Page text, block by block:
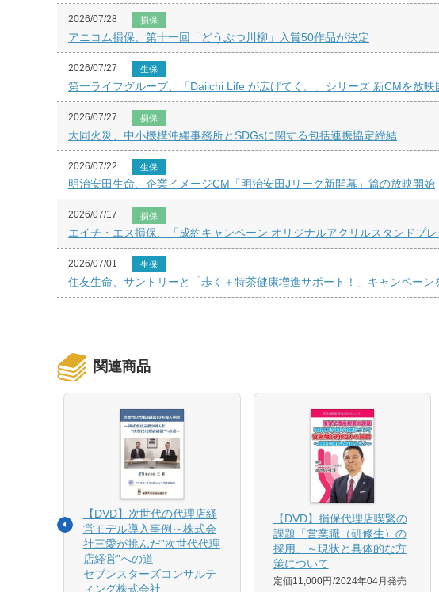
2026/07/28 損保
アニコム損保、第十一回「どうぶつ川柳」入賞50作品が決定
2026/07/27 生保
第一ライフグループ、「Daiichi Life が広げてく。」シリーズ 新CMを放映
2026/07/27 損保
大同火災、中小機構沖縄事務所とSDGsに関する包括連携協定締結
2026/07/22 生保
明治安田生命、企業イメージCM「明治安田Jリーグ新開幕」篇の放映開始
2026/07/17 損保
エイチ・エス損保、「成約キャンペーン オリジナルアクリルスタンドプ
2026/07/01 生保
住友生命、サントリーと「歩く＋特茶健康増進サポート！」キャンペーン
関連商品
【DVD】次世代の代理店経
営モデル導入事例～株式会
社三愛が挑んだ”次世代代理
店経営”への道
セブンスターズコンサルテ
ィング株式会社
【DVD】損保代理店喫緊の
課題「営業職（研修生）の
採用」～現状と具体的な方
策について
定価11,000円 2024年04月発売